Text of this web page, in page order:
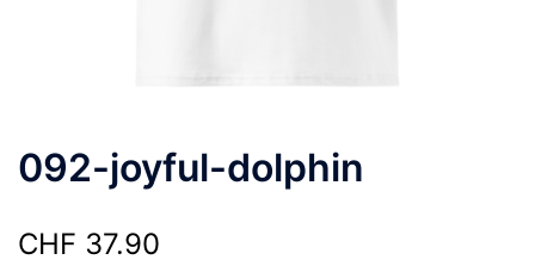
092-joyful-dolphin
CHF 37.90